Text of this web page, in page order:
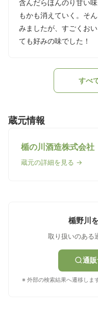
含んだらほんのり甘い
もかも消えていく。そ
みましたが、すごくお
ても好みの味でした！
すべ
蔵元情報
楯の川酒造株式会社
蔵元の詳細を見る →
楯野川
取り扱いのある
通
※ 外部の検索結果へ遷移しま